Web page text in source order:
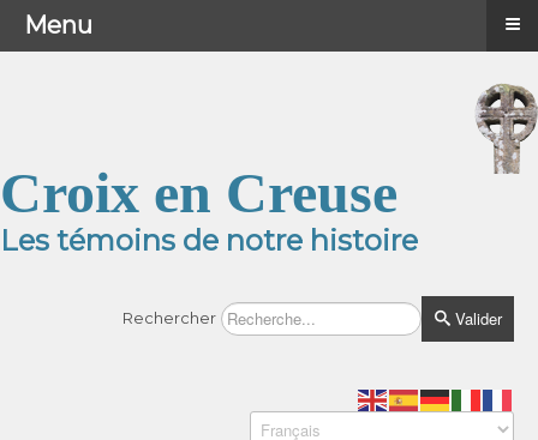
Croix en Creuse
Les témoins de notre histoire
Rechercher Valider
Menu ≡
Menu ≡